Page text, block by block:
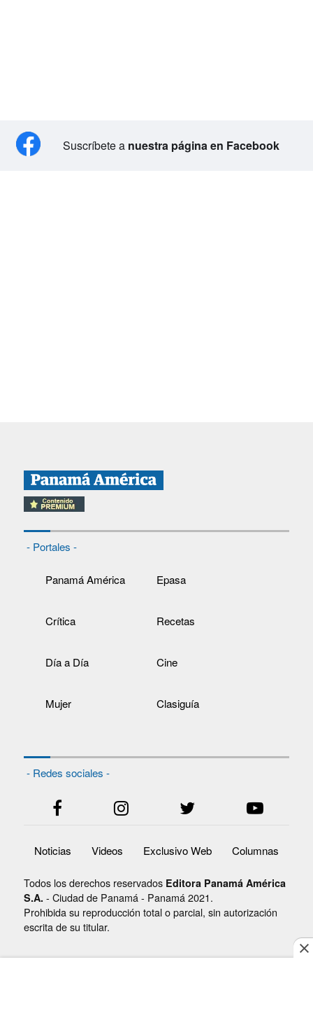
Suscríbete a nuestra página en Facebook
- Portales -
Panamá América Epasa
Crítica Recetas
Día a Día Cine
Mujer Clasiguía
- Redes sociales -
Noticias Videos Exclusivo Web Columnas
Todos los derechos reservados Editora Panamá América
S.A. - Ciudad de Panamá - Panamá 2021.
Prohibida su reproducción total o parcial, sin autorización
escrita de su titular.